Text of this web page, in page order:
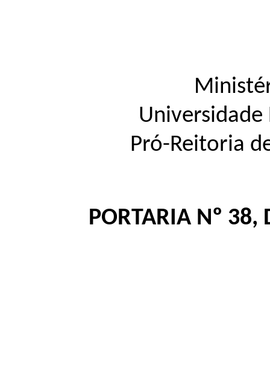
Universidade
Pró-Reitoria
PORTARIA Nº 38,